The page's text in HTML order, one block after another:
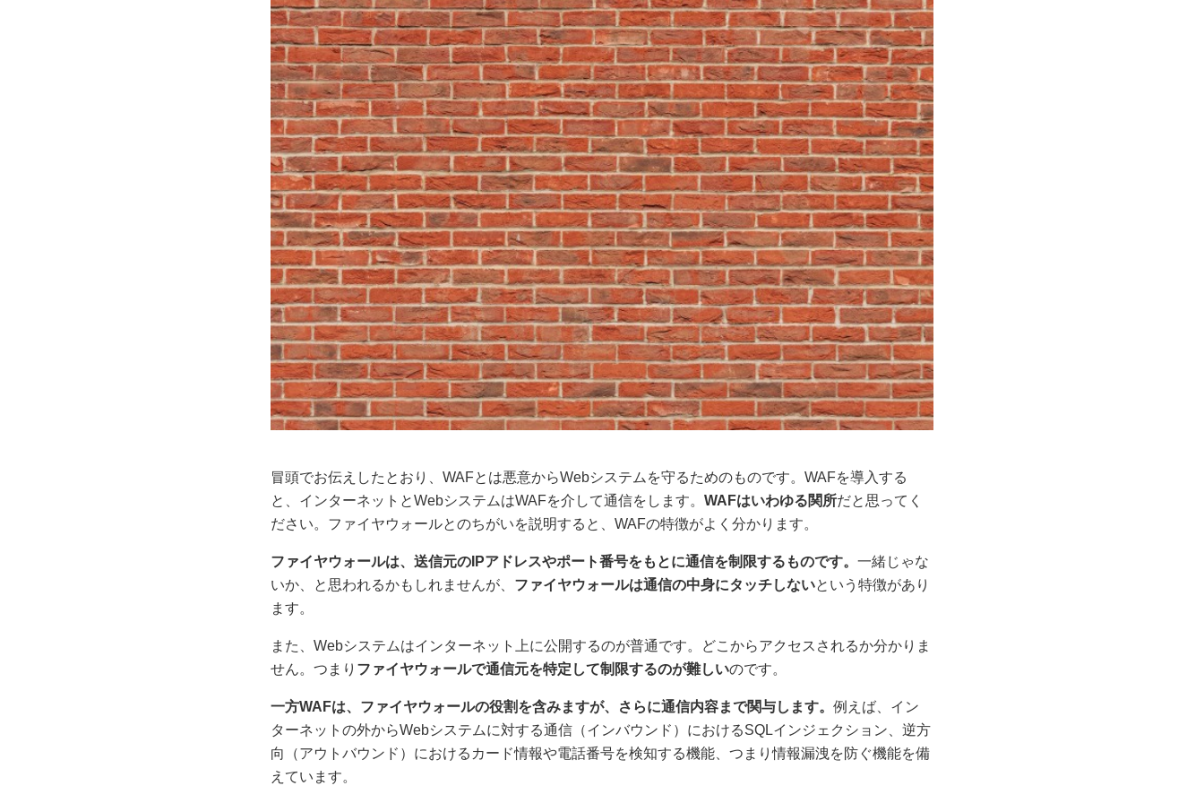
冒頭でお伝えしたとおり、WAFとは悪意からWebシステムを守るためのものです。WAFを導入する
と、インターネットとWebシステムはWAFを介して通信をします。WAFはいわゆる関所だと思ってく
ださい。ファイヤウォールとのちがいを説明すると、WAFの特徴がよく分かります。
ファイヤウォールは、送信元のIPアドレスやポート番号をもとに通信を制限するものです。一緒じゃな
いか、と思われるかもしれませんが、 ファイヤウォールは通信の中身にタッチしないという特徴があり
ます。
また、Webシステムはインターネット上に公開するのが普通です。どこからアクセスされるか分かりま
せん。つまり ファイヤウォールで通信元を特定して制限するのが難しいのです。
一方WAFは、ファイヤウォールの役割を含みますが、さらに通信内容まで関与します。例えば、イン
ターネットの外からWebシステムに対する通信（インバウンド）におけるSQLインジェクション、逆方
向（アウトバウンド）におけるカード情報や電話番号を検知する機能、つまり情報漏洩を防ぐ機能を備
えています。